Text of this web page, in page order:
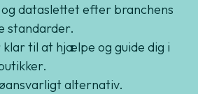
dataslettet efter branchens
standarder.
klar til at hjælpe og guide dig i
alternativ.